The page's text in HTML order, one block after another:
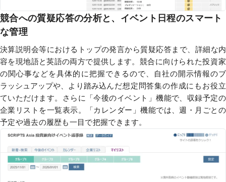
競合への質疑応答の分析と、 イベント日程のスマート
な管理
決算説明会等におけるトップの発言から質疑応答まで、詳細な内
容を現地語と英語の両方で提供します。競合に向けられた投資家
の関心事などを具体的に把握できるので、自社の開示情報のブ
ラッシュアップや、より踏み込んだ想定問答集の作成にもお役立
ていただけます。さらに「今後のイベント」機能で、収録予定の
企業 リスト を一覧表示。「カレンダー」機能では、週・月 ごとの
予定や過去の履歴も一目で把握できます。